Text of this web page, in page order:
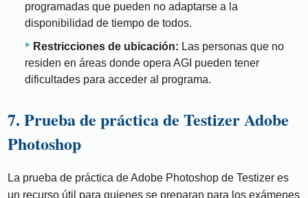
programadas que pueden no adaptarse a la
disponibilidad de tiempo de todos.
Restricciones de ubicación: Las personas que no
residen en áreas donde opera AGI pueden tener
dificultades para acceder al programa.
7. Prueba de práctica de Testizer Adobe
Photoshop
La prueba de práctica de Adobe Photoshop de Testizer es
un recurso útil para quienes se preparan para los exámenes